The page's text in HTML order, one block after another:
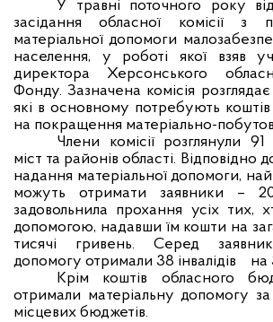
У травні поточного року
засідання обласної комісії з
матеріальної допомоги
населення, у роботі якої взяв
директора Херсонського
Фонду. Зазначена комісія
які в основному потребують
на покращення матеріально-
Члени комісії розглянули
міст та районів області. Відповідно
надання матеріальної допомоги,
можуть отримати заявники –
задовольнила прохання усіх тих,
допомогою, надавши їм кошти на
тисячі гривень. Серед
допомогу отримали 38 інвалідів
на
Крім коштів обласного
отримали матеріальну допомогу
місцевих бюджетів.